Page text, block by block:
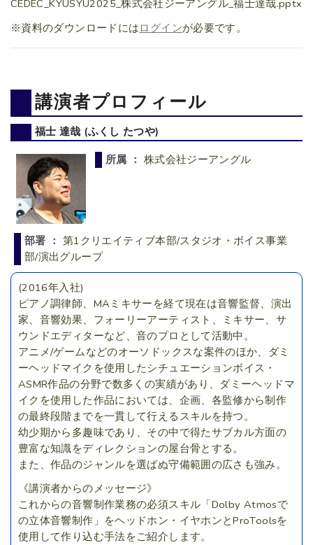
CEDEC_KYUSYU2025_株式会社ジーアングル_福士達哉.pptx
※資料のダウンロードには ログインが必要です。
講演者プロフィール
福士 達哉 (ふくし たつや)
所属 ： 株式会社ジーアングル
部署 ： 第1クリエイティブ本部/スタジオ・ボイス事業
部/演出グループ
(2016年入社)
ピアノ調律師、MAミキサーを経て現在は音響監督、演出
家、音響効果、フォーリーアーティスト、ミキサー、サ
ウンドエディターなど、音のプロとして活動中。
アニメ/ゲームなどのオーソドックスな案件のほか、ダミ
ーヘッドマイクを使用したシチュエーションボイス・
ASMR作品の分野で数多くの実績があり、 ダミーヘッドマ
イクを使用した作品においては、企画、各監修から制作
の最終段階までを一貫して行えるスキルを持つ。
幼少期から多趣味であり、その中で得たサブカル方面の
豊富な知識をディレクションの屋台骨とする。
また、作品のジャンルを選ばぬ守備範囲の広さも強み。
《講演者からのメッセージ》
これからの音響制作業務の必須スキル「Dolby Atmosで
の立体音響制作」をヘッドホン・イヤホンとProToolsを
使用して作り込む手法をご紹介します。